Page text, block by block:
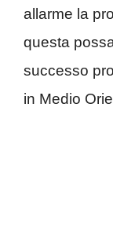
allarme la
questa
successo
in Medio